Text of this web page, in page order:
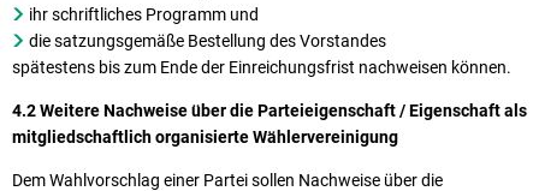
ihr schriftliches Programm und
die satzungsgemäße Bestellung des Vorstandes
spätestens bis zum Ende der Einreichungsfrist nachweisen können.
4.2 Weitere Nachweise über die Parteieigenschaft / Eigenschaft als
mitgliedschaftlich organisierte Wählervereinigung
Dem Wahlvorschlag einer Partei sollen Nachweise über die